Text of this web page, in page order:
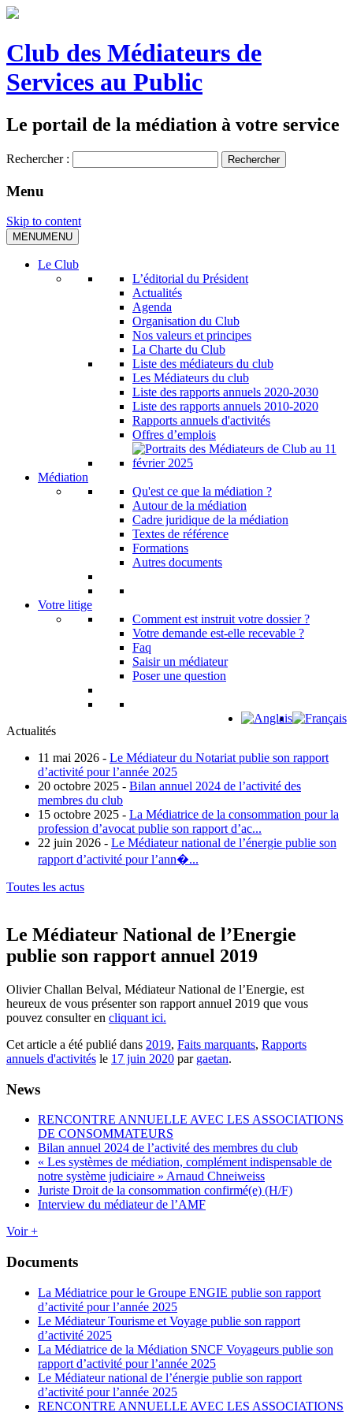
Club des Médiateurs de
Services au Public
Le portail de la médiation à votre service
Rechercher :
Menu
Skip to content
MENUMENU
Le Club
L’éditorial du Président
Actualités
Agenda
Organisation du Club
Nos valeurs et principes
La Charte du Club
Liste des médiateurs du club
Les Médiateurs du club
Liste des rapports annuels 2020-2030
Liste des rapports annuels 2010-2020
Rapports annuels d'activités
Offres d’emplois
Médiation
Qu'est ce que la médiation ?
Autour de la médiation
Cadre juridique de la médiation
Textes de référence
Formations
Autres documents
Votre litige
Comment est instruit votre dossier ?
Votre demande est-elle recevable ?
Faq
Saisir un médiateur
Poser une question
Actualités
11 mai 2026 - Le Médiateur du Notariat publie son rapport
d’activité pour l’année 2025
20 octobre 2025 - Bilan annuel 2024 de l’activité des
membres du club
15 octobre 2025 - La Médiatrice de la consommation pour la
profession d’avocat publie son rapport d’ac...
22 juin 2026 - Le Médiateur national de l’énergie publie son
rapport d’activité pour l’ann�...
Toutes les actus
Le Médiateur National de l’Energie
publie son rapport annuel 2019
Olivier Challan Belval, Médiateur National de l’Energie, est
heureux de vous présenter son rapport annuel 2019 que vous
pouvez consulter en cliquant ici.
Cet article a été publié dans 2019, Faits marquants, Rapports
annuels d'activités le 17 juin 2020 par gaetan.
News
RENCONTRE ANNUELLE AVEC LES ASSOCIATIONS
DE CONSOMMATEURS
Bilan annuel 2024 de l’activité des membres du club
« Les systèmes de médiation, complément indispensable de
notre système judiciaire » Arnaud Chneiweiss
Juriste Droit de la consommation confirmé(e) (H/F)
Interview du médiateur de l’AMF
Voir +
Documents
La Médiatrice pour le Groupe ENGIE publie son rapport
d’activité pour l’année 2025
Le Médiateur Tourisme et Voyage publie son rapport
d’activité 2025
La Médiatrice de la Médiation SNCF Voyageurs publie son
rapport d’activité pour l’année 2025
Le Médiateur national de l’énergie publie son rapport
d’activité pour l’année 2025
RENCONTRE ANNUELLE AVEC LES ASSOCIATIONS